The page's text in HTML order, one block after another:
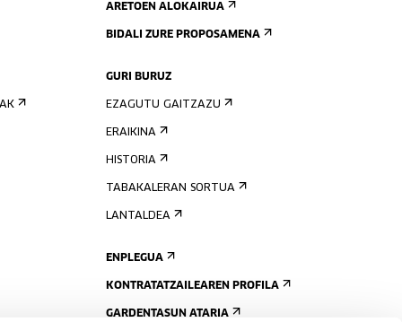
ARETOEN ALOKAIRUA
BIDALI ZURE PROPOSAMENA
GURI BURUZ
EZAGUTU GAITZAZU
ERAIKINA
HISTORIA
TABAKALERAN SORTUA
LANTALDEA
ENPLEGUA
KONTRATATZAILEAREN PROFILA
GARDENTASUN ATARIA